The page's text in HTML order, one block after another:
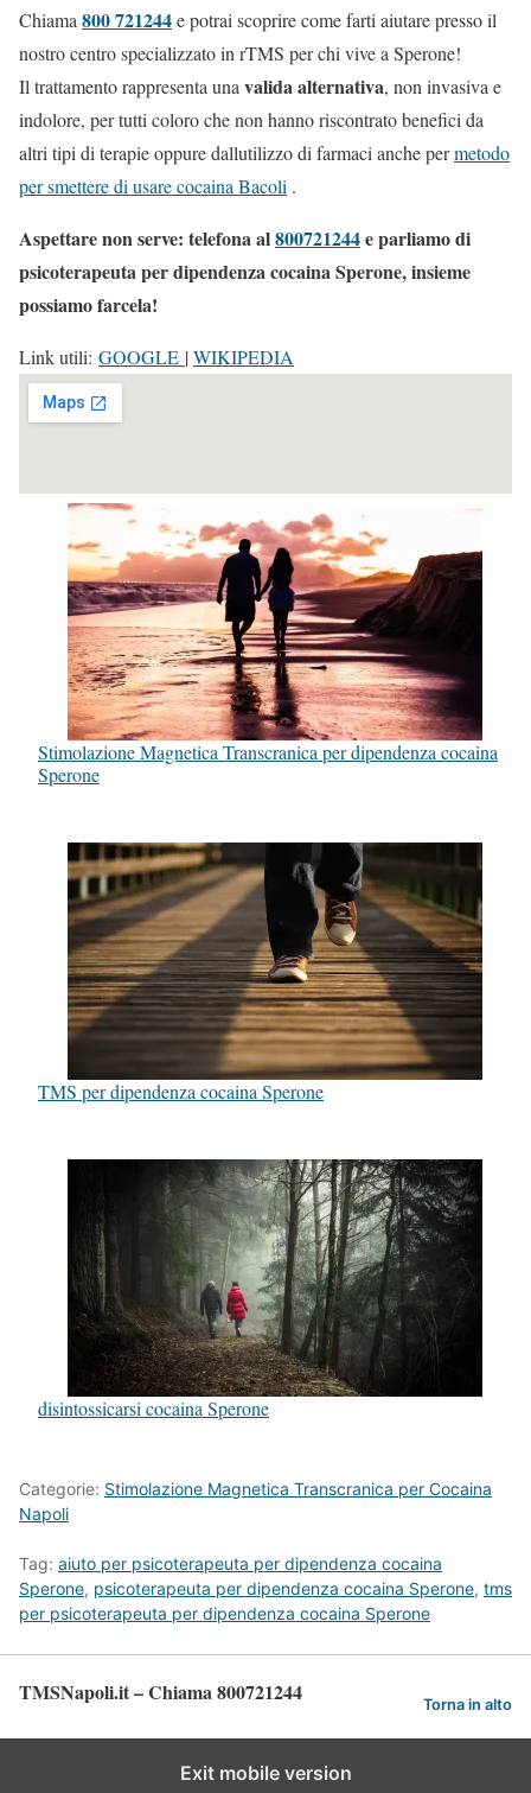
Chiama 800 721244e potrai scoprire come farti aiutare presso il
nostro centro specializzato in rTMS per chi vive a Sperone!
Il trattamento rappresenta una valida alternativa, non invasiva e
indolore, per tutti coloro che non hanno riscontrato benefici da
altri tipi di terapie oppure dallutilizzo di farmaci anche permetodo
per smettere di usare cocaina Bacoli .
Aspettare non serve: telefona al800721244e parliamo di
psicoterapeuta per dipendenza cocaina Sperone, insieme
possiamo farcela!
Link utili: GOOGLE |WIKIPEDIA
Stimolazione Magnetica Transcranica per dipendenza cocaina
Sperone
TMS per dipendenza cocaina Sperone
disintossicarsi cocaina Sperone
Categorie: Stimolazione Magnetica Transcranica per Cocaina
Napoli
Tag: aiuto per psicoterapeuta per dipendenza cocaina
Sperone, psicoterapeuta per dipendenza cocaina Sperone, tms
per psicoterapeuta per dipendenza cocaina Sperone
TMSNapoli.it – Chiama 800721244 Torna in alto
Exit mobile version